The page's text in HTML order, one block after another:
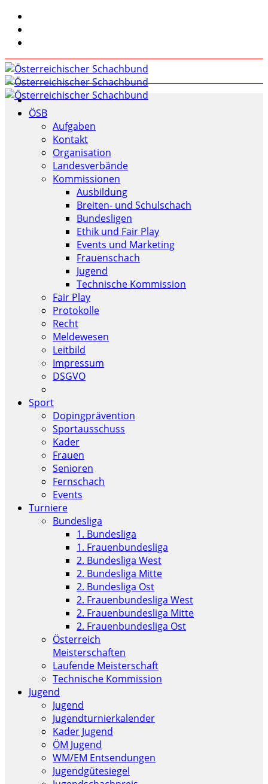
ÖSB
Aufgaben
Kontakt
Organisation
Landesverbände
Kommissionen
Ausbildung
Breiten- und Schulschach
Bundesligen
Ethik und Fair Play
Events und Marketing
Frauenschach
Jugend
Technische Kommission
Fair Play
Protokolle
Recht
Meldewesen
Leitbild
Impressum
DSGVO
Sport
Dopingprävention
Sportausschuss
Kader
Frauen
Senioren
Fernschach
Events
Turniere
Bundesliga
1. Bundesliga
1. Frauenbundesliga
2. Bundesliga West
2. Bundesliga Mitte
2. Bundesliga Ost
2. Frauenbundesliga West
2. Frauenbundesliga Mitte
2. Frauenbundesliga Ost
Österreich
Meisterschaften
Laufende Meisterschaft
Technische Kommission
Jugend
Jugend
Jugendturnierkalender
Kader Jugend
ÖM Jugend
WM/EM Entsendungen
Jugendgütesiegel